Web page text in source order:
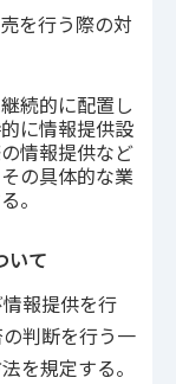
を行う際の対
続的に配置し
に情報提供設
情報提供など
の具体的な業
。
いて
報提供を行
判断を行う一
を規定する。